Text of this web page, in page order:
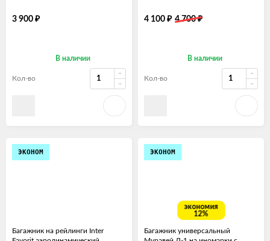
3 900 ₽
В наличии
Кол-во
4 100 ₽ 4 700₽
В наличии
Кол-во
ЭКОНОМ
Багажник на рейлинги Inter
ЭКОНОМ
экономия
12%
Багажник универсальный